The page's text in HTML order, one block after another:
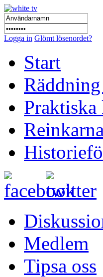
Logga in Glömt lösenordet?
Start
Medlem
Tipsa oss